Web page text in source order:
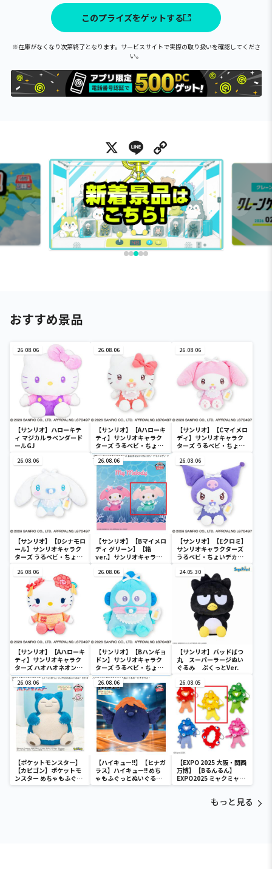
このプライズをゲットする
※在庫がなくなり次第終了となります。サービスサイトで実際の取り扱いを確認してくださ
い。
X Line
おすすめ景品
26.08.06
【サンリオ】ハローキテ
ィ マジカルラベンダード
ールGJ
26.08.06
【サンリオ】【Aハローキ
ティ】サンリオキャラク
ターズ うるベビ・ちょい
デカドール
26.08.06
【サンリオ】【Cマイメロ
ディ】サンリオキャラク
ターズ うるベビ・ちょい
26.08.06
【サンリオ】【Dシナモロ
ール】サンリオキャラク
ターズ うるベビ・ちょい
26.08.06
【サンリオ】【Bマイメロ
ディ グリーン】【箱
ver.】サンリオキャラク
SOFVIMATES～マイメロ
ディ マーメイドver. ～
26.08.06
【サンリオ】【Eクロミ】
サンリオキャラクターズ
うるベビ・ちょいデカド
26.08.06
【サンリオ】【Aハローキ
ティ】サンリオキャラク
ターズ ハオハオネオンタ
ウンドールBIGタイプ1
26.08.06
【サンリオ】【Bハンギョ
ドン】サンリオキャラク
ターズ うるベビ・ちょい
デカドール
24.05.30
【サンリオ】バッドばつ
丸 スーパーラージぬい
ぐるみ ぷくっとVer.
26.08.06
【ポケットモンスター】
【カビゴン】ポケットモ
ンスター めちゃもふぐっ
と ほっこりいやされぬい
26.08.06
【ハイキュー!!】【ヒナガ
ラス】ハイキュー!! めち
ゃもふぐっとぬいぐるみ
～ヒナガラス～
26.08.05
【EXPO 2025 大阪・関西
万博】【Bるんるん】
EXPO2025 ミャクミャク
カラフルゴム紐付きぬい
もっと見る